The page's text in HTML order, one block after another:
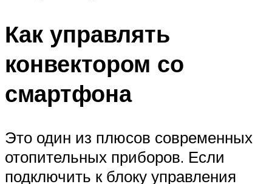
Как управлять
конвектором со
смартфона
Это один из плюсов современных
отопительных приборов. Если
подключить к блоку управления